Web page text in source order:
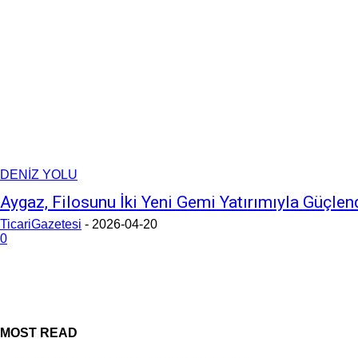
DENİZ YOLU
Aygaz, Filosunu İki Yeni Gemi Yatırımıyla
TicariGazetesi - 2026-04-20
0
MOST READ